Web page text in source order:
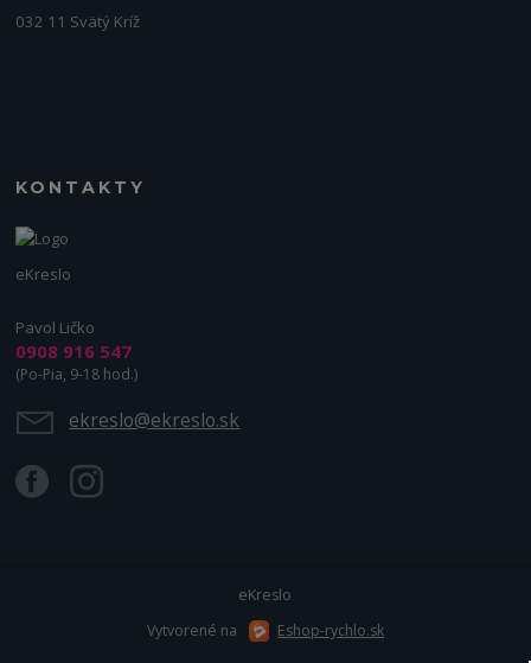
032 11 Svätý Kríž
KONTAKTY
eKreslo
Pavol Ličko
0908 916 547
(Po-Pia, 9-18 hod.)
ekreslo@ekreslo.sk
eKreslo
Vytvorené na
Eshop-rychlo.sk